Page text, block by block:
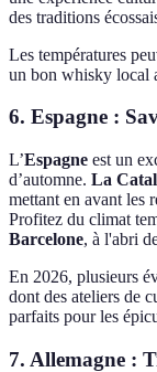
des traditions
Les températures
un bon whisky local
6. Espagne :
L’Espagne est un
d’automne. La
mettant en avant les
Profitez du climat
Barcelone, à l'abri
En 2026, plusieurs
dont des ateliers de
parfaits pour les
7. Allemagne :